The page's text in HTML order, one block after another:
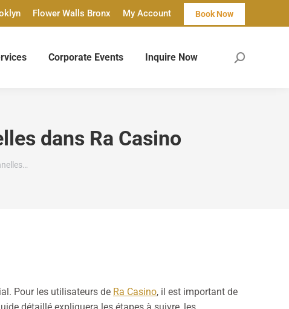
Flower Walls Bronx My Account Book Now
Corporate Events Inquire Now Search:
dans Ra Casino
Pour les utilisateurs de Ra Casino, il est important de